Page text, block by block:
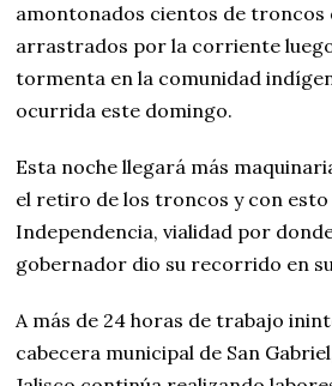
amontonados cientos de troncos
arrastrados por la corriente
tormenta en la comunidad
ocurrida este domingo.
Esta noche llegará más
el retiro de los troncos y con esto
Independencia, vialidad por
gobernador dio su recorrido en
A más de 24 horas de trabajo
cabecera municipal de San